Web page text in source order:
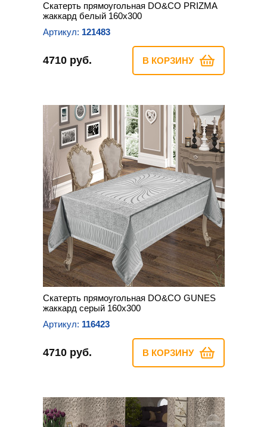
Скатерть прямоугольная DO&CO PRIZMA
жаккард белый 160х300
Артикул: 121483
4710 руб. В КОРЗИНУ
Скатерть прямоугольная DO&CO GUNES
жаккард серый 160х300
Артикул: 116423
4710 руб. В КОРЗИНУ